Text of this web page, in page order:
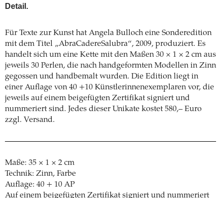
Detail.
Für Texte zur Kunst hat Angela Bulloch eine Sonderedition
mit dem Titel „AbraCadereSalubra“, 2009, produziert. Es
handelt sich um eine Kette mit den Maßen 30 × 1 × 2 cm aus
jeweils 30 Perlen, die nach handgeformten Modellen in Zinn
gegossen und handbemalt wurden. Die Edition liegt in
einer Auflage von 40 +10 Künstlerinnenexemplaren vor, die
jeweils auf einem beigefügten Zertifikat signiert und
nummeriert sind. Jedes dieser Unikate kostet 580,– Euro
zzgl. Versand.
Maße: 35 × 1 × 2 cm
Technik: Zinn, Farbe
Auflage: 40 + 10 AP
Auf einem beigefügten Zertifikat signiert und nummeriert